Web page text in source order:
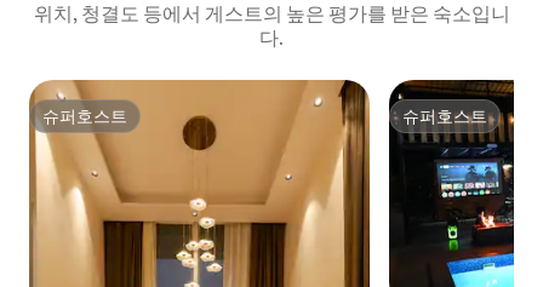
위치, 청결도 등에서 게스트의 높은 평가를 받은 숙소입니
다.
슈퍼호스트
슈퍼호스트 슈퍼호스트
슈퍼호스트